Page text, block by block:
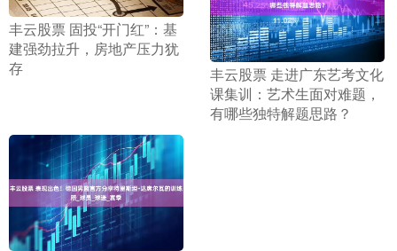
​丰云股票 固投“开门红”：基
建强劲拉升，房地产压力犹
存
​丰云股票 走进广东艺考文化
课集训：艺术生面对难题，
有哪些独特解题思路？